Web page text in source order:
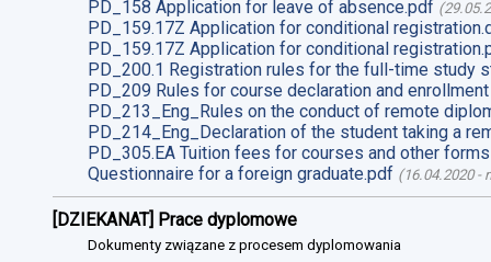
PD_158 Application for leave of absence.pdf (
PD_159.17Z Application for conditional
PD_159.17Z Application for conditional
PD_200.1 Registration rules for the full-time study
PD_209 Rules for course declaration and
PD_213_Eng_Rules on the conduct of remote
PD_214_Eng_Declaration of the student taking a
PD_305.EA Tuition fees for courses and other
Questionnaire for a foreign graduate.pdf (16.04.2020-
[DZIEKANAT] Prace dyplomowe
Dokumenty związane z procesem dyplomowania